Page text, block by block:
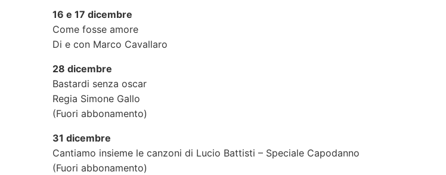
16 e 17 dicembre
Come fosse amore
Di e con Marco Cavallaro
28 dicembre
Bastardi senza oscar
Regia Simone Gallo
(Fuori abbonamento)
31 dicembre
Cantiamo insieme le canzoni di Lucio Battisti – Speciale Capodanno
(Fuori abbonamento)